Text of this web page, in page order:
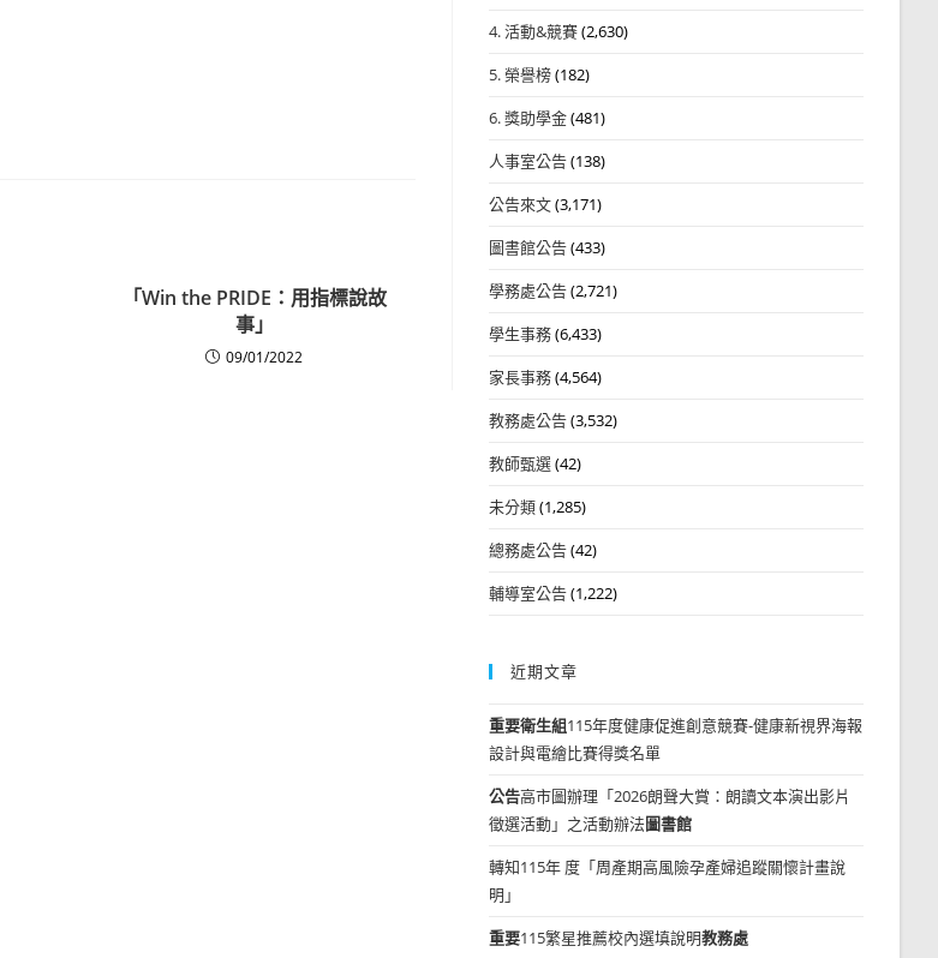
「Win the PRIDE：用指標說故
事」
09/01/2022
4. 活動&競賽(2,630)
5. 榮譽榜(182)
6. 獎助學金(481)
人事室公告(138)
公告來文(3,171)
圖書館公告(433)
學務處公告(2,721)
學生事務(6,433)
家長事務(4,564)
教務處公告(3,532)
教師甄選(42)
未分類(1,285)
總務處公告(42)
輔導室公告(1,222)
近期文章
重要衛生組115年度健康促進創意競賽-健康新視界海報
設計與電繪比賽得獎名單
公告高市圖辦理「2026朗聲大賞：朗讀文本演出影片
徵選活動」之活動辦法圖書館
轉知115年 度「周產期高風險孕產婦追蹤關懷計畫說
明」
重要115繁星推薦校內選填說明教務處